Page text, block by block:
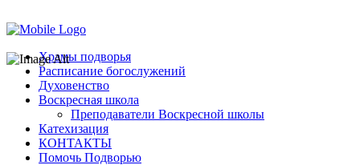
Храмы подворья
Расписание богослужений
Духовенство
Воскресная школа
Преподаватели Воскресной школы
Катехизация
КОНТАКТЫ
Помочь Подворью